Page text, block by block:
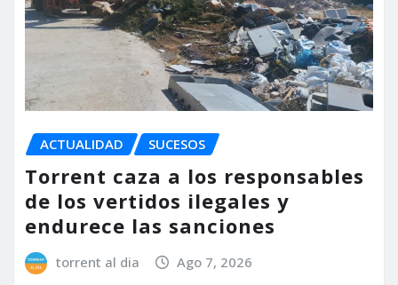
ACTUALIDAD SUCESOS
Torrent caza a los responsables
de los vertidos ilegales y
endurece las sanciones
torrent al dia Ago 7, 2026